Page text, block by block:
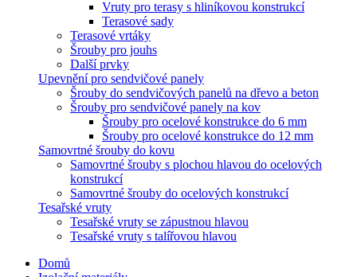
Vruty pro terasy s hliníkovou konstrukcí
Terasové sady
Terasové vrtáky
Šrouby pro jouhs
Další prvky
Upevnění pro sendvičové panely
Šrouby do sendvičových panelů na dřevo a beton
Šrouby pro sendvičové panely na kov
Šrouby pro ocelové konstrukce do 6 mm
Šrouby pro ocelové konstrukce do 12 mm
Samovrtné šrouby do kovu
Samovrtné šrouby s plochou hlavou do ocelových
konstrukcí
Samovrtné šrouby do ocelových konstrukcí
Tesařské vruty
Tesařské vruty se zápustnou hlavou
Tesařské vruty s talířovou hlavou
Domů